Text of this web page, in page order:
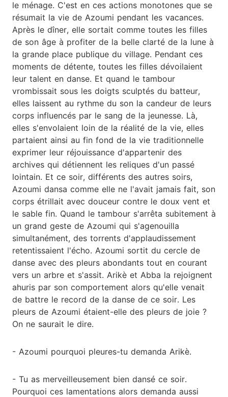
le ménage. C'est en ces actions monotones que se
résumait la vie de Azoumi pendant les vacances.
Après le dîner, elle sortait comme toutes les filles
de son âge à profiter de la belle clarté de la lune à
la grande place publique du village. Pendant ces
moments de détente, toutes les filles dévoilaient
leur talent en danse. Et quand le tambour
vrombissait sous les doigts sculptés du batteur,
elles laissent au rythme du son la candeur de leurs
corps influencés par le sang de la jeunesse. Là,
elles s'envolaient loin de la réalité de la vie, elles
partaient ainsi au fin fond de la vie traditionnelle
exprimer leur réjouissance d'appartenir des
archives qui détiennent les reliques d'un passé
lointain. Et ce soir, différents des autres soirs,
Azoumi dansa comme elle ne l'avait jamais fait, son
corps étrillait avec douceur contre le doux vent et
le sable fin. Quand le tambour s'arrêta subitement à
un grand geste de Azoumi qui s'agenouilla
simultanément, des torrents d'applaudissement
retentissaient l'écho. Azoumi sortit du cercle de
danse avec des pleurs abondants tout en courant
vers un arbre et s'assit. Arikè et Abba la rejoignent
ahuris par son comportement alors qu'elle venait
de battre le record de la danse de ce soir. Les
pleurs de Azoumi étaient-elle des pleurs de joie ?
On ne saurait le dire.
- Azoumi pourquoi pleures-tu demanda Arikè.
- Tu as merveilleusement bien dansé ce soir.
Pourquoi ces lamentations alors demanda aussi